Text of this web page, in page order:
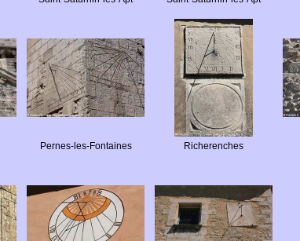
Pernes-les-Fontaines Richerenches